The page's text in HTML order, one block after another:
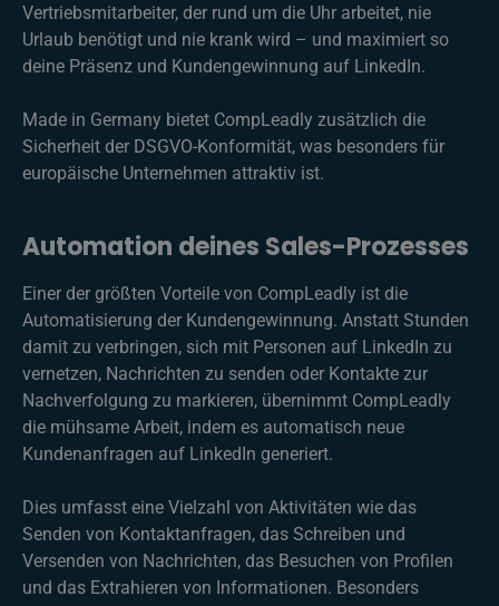
Vertriebsmitarbeiter, der rund um die Uhr arbeitet, nie
Urlaub benötigt und nie krank wird – und maximiert so
deine Präsenz und Kundengewinnung auf LinkedIn.
Made in Germany bietet CompLeadly zusätzlich die
Sicherheit der DSGVO-Konformität, was besonders für
europäische Unternehmen attraktiv ist.
Automation deines Sales-Prozesses
Einer der größten Vorteile von CompLeadly ist die
Automatisierung der Kundengewinnung. Anstatt Stunden
damit zu verbringen, sich mit Personen auf LinkedIn zu
vernetzen, Nachrichten zu senden oder Kontakte zur
Nachverfolgung zu markieren, übernimmt CompLeadly
die mühsame Arbeit, indem es automatisch neue
Kundenanfragen auf LinkedIn generiert.
Dies umfasst eine Vielzahl von Aktivitäten wie das
Senden von Kontaktanfragen, das Schreiben und
Versenden von Nachrichten, das Besuchen von Profilen
und das Extrahieren von Informationen. Besonders